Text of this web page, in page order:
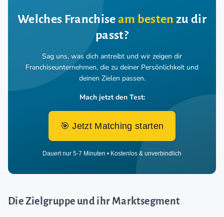
Welches Franchiseam besten zu dir
passt?
Sag uns, was dich antreibt und wir zeigen dir
Franchiseunternehmen, die zu deiner Persönlichkeit und
deinen Zielen passen.
Mach jetzt den Test:
🎯 Jetzt Matching starten
Dauert nur 5-7 Minuten • Kostenlos & unverbindlich
Die Zielgruppe und ihr Marktsegment